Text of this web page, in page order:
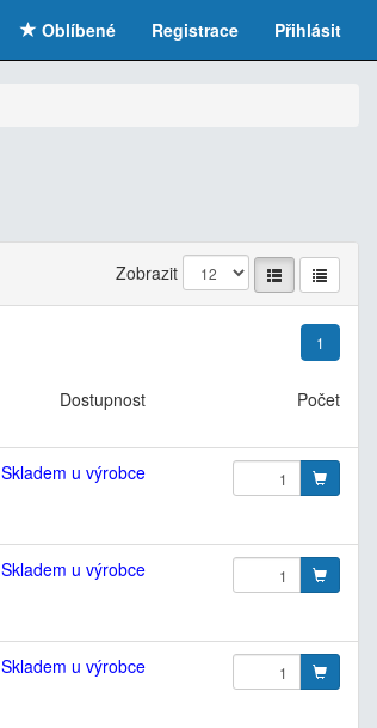
Registrace Přihlásit
Oblíbené
Zobrazit
1
Dostupnost
Počet
Skladem u výrobce
Skladem u výrobce
Skladem u výrobce